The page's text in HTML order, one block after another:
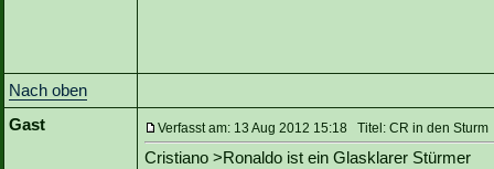
Nach oben
Gast
Verfasst am: 13 Aug 2012 15:18 Titel: CR in den Sturm
Cristiano >Ronaldo ist ein Glasklarer Stürmer